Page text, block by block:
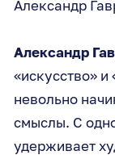
Александр
Александр
«искусство»
невольно
смыслы. С
удерживает